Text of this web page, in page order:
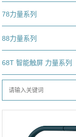
78力量系列
88力量系列
68T 智能触屏 力量系列